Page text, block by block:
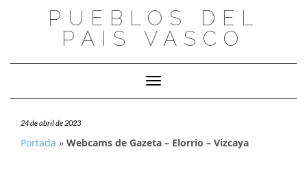
PUEBLOS DEL
PAIS VASCO
Cambiar modo de navegación
24 de abril de 2023
Portada » Webcams de Gazeta – Elorrio – Vizcaya